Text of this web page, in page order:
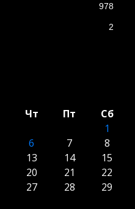
978
2
Чт Пт
Сб
1
6 7
8
13 14
15
20 21
22
27 28
29